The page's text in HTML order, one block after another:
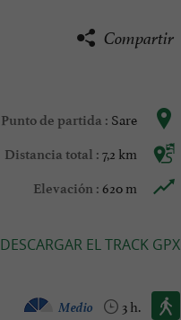
Compartir
Punto de partida : Sare
Distancia total : 7,2 km
Elevación : 620 m
DESCARGAR EL TRACK GPX
Caminata :
3 h.
Medio